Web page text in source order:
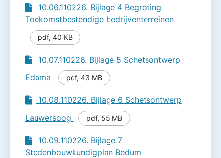
10.06.110226. Bijlage 4 Begroting
Toekomstbestendige bedrijventerreinen
pdf, 40 KB
10.07.110226. Bijlage 5 Schetsontwerp
Edama
pdf, 43 MB
10.08.110226. Bijlage 6 Schetsontwerp
Lauwersoog
pdf, 55 MB
10.09.110226. Bijlage 7
Stedenbouwkundigplan Bedum